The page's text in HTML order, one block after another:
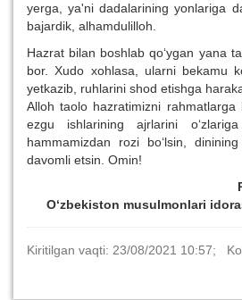
yerga, ya'ni dadalarining yonlariga
bajardik, alhamdulilloh.
Hazrat bilan boshlab qo‘ygan yana
bor. Xudo xohlasa, ularni bekamu
yetkazib, ruhlarini shod etishga
Alloh taolo hazratimizni rahmatlarga
ezgu ishlarining ajrlarini
hammamizdan rozi bo‘lsin,
davomli etsin. Omin!
O‘zbekiston musulmonlari
Kiritilgan vaqti: 23/08/2021 10:57;